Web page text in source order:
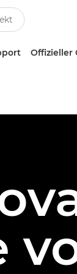
Offizieller